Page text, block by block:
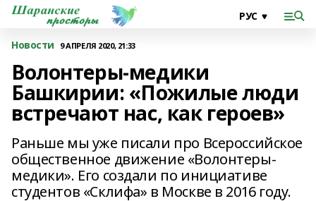
Новости 9 АПРЕЛЯ 2020, 21:33
Волонтеры-медики
Башкирии: «Пожилые люди
встречают нас, как героев»
Раньше мы уже писали про Всероссийское
общественное движение «Волонтеры-
медики». Его создали по инициативе
студентов «Склифа» в Москве в 2016 году.